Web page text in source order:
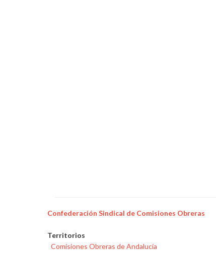
Confederación Sindical de Comisiones Obreras
Territorios
Comisiones Obreras de Andalucía